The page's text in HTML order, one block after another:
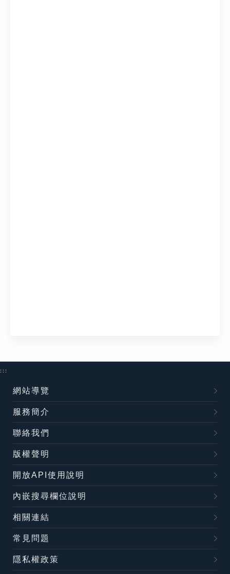
:::
網站導覽
服務簡介
聯絡我們
版權聲明
開放API使用說明
內嵌搜尋欄位說明
相關連結
常見問題
隱私權政策